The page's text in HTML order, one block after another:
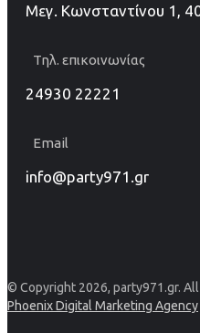
Μεγ. Κωνσταντίνου 1,
Τηλ. επικοινωνίας
24930 22221
Email
info@party971.gr
© Copyright 2026, party971.gr.
Phoenix Digital Marketing Agency